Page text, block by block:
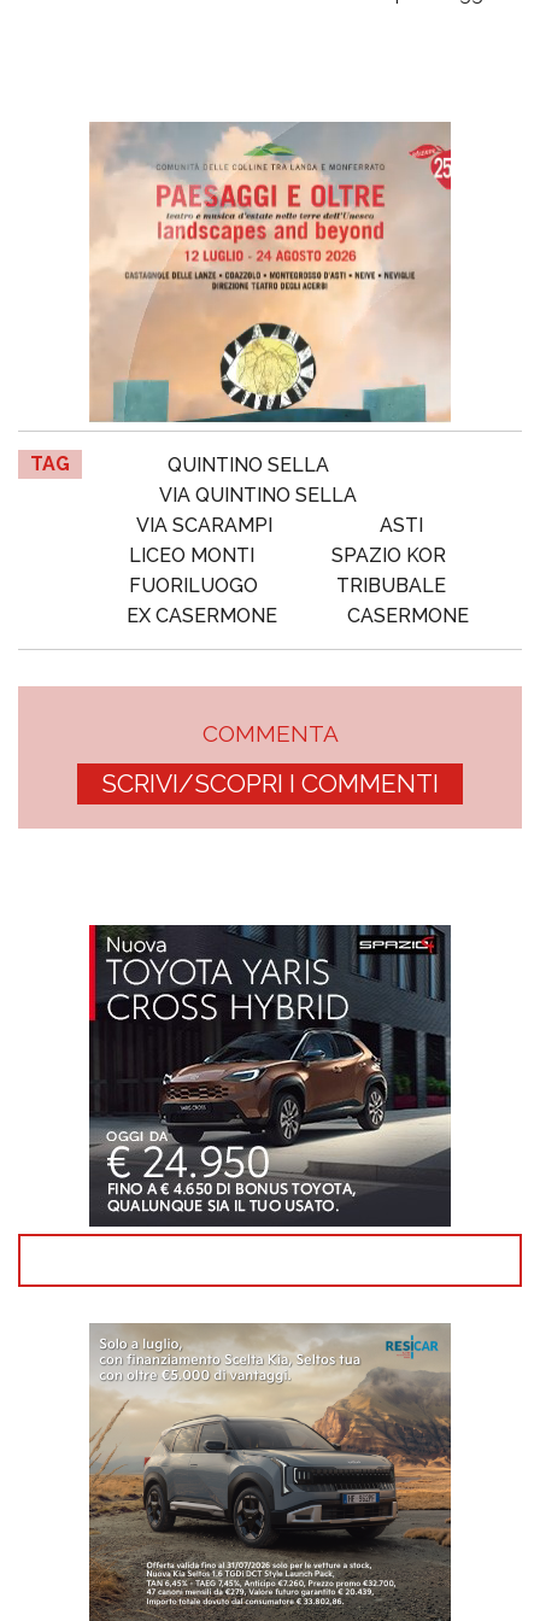
TAG
QUINTINO SELLA
VIA QUINTINO SELLA
VIA SCARAMPI
ASTI
LICEO MONTI
SPAZIO KOR
FUORILUOGO
TRIBUBALE
EX CASERMONE
CASERMONE
COMMENTA
SCRIVI/SCOPRI I COMMENTI